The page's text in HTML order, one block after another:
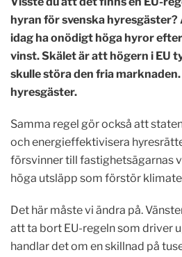
hyran för svenska
idag ha onödigt höga hyror
vinst. Skälet är att högern i EU
skulle störa den fria
hyresgäster.
Samma regel gör också att
och energieffektivisera
försvinner till fastighetsägarnas
höga utsläpp som förstör
Det här måste vi ändra på.
att ta bort EU-regeln som driver
handlar det om en skillnad på